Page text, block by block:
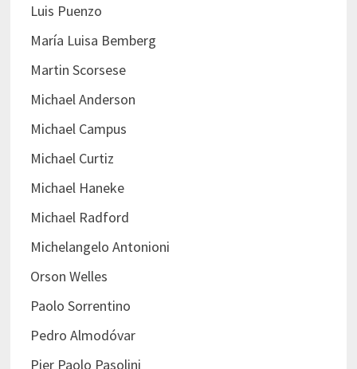
Luis Puenzo
María Luisa Bemberg
Martin Scorsese
Michael Anderson
Michael Campus
Michael Curtiz
Michael Haneke
Michael Radford
Michelangelo Antonioni
Orson Welles
Paolo Sorrentino
Pedro Almodóvar
Pier Paolo Pasolini